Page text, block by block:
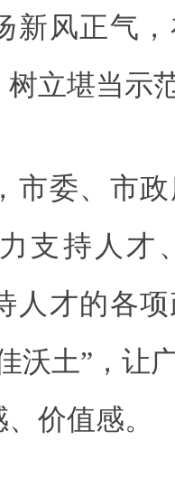
新风正气
立堪当示
委、市政
支持人才
人才的各
沃土”，让
价值感。